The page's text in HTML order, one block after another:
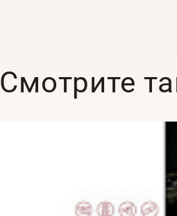
Смотрите